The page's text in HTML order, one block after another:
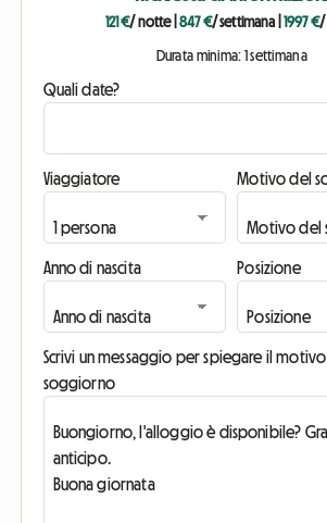
121 €/ notte| 847 €/ settimana |1997 €/
Durata minima: 1 settimana
Quali date?
Viaggiatore Motivo del
Anno di nascita Posizione
Scrivi un messaggio per spiegare il
soggiorno